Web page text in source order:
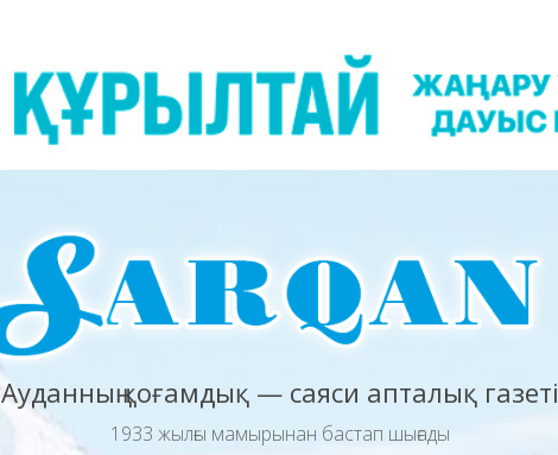
Ауданның қоғамдық — саяси апталық газеті
1933 жылғы мамырынан бастап шығады